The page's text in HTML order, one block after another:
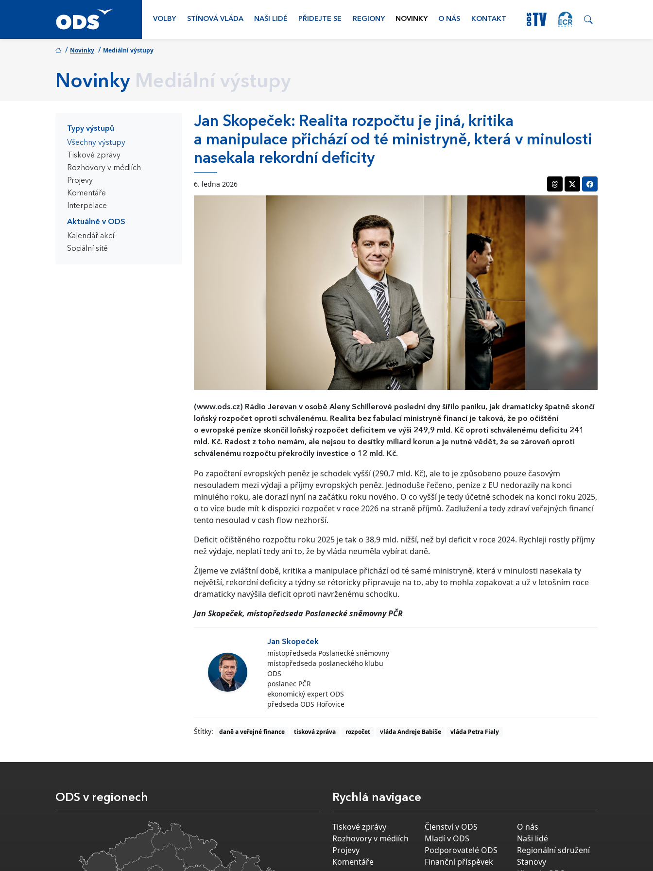
VOLBY STÍNOVÁ VLÁDA NAŠI LIDÉ PŘIDEJTE SE REGIONY NOVINKY O NÁS KONTAKT
/ Novinky / Mediální výstupy
Novinky Mediální výstupy
Typy výstupů
Všechny výstupy
Tiskové zprávy
Rozhovory v médiích
Projevy
Komentáře
Interpelace
Aktuálně v ODS
Kalendář akcí
Sociální sítě
Jan Skopeček: Realita rozpočtu je jiná, kritika
a manipulace přichází od té ministryně, která v minulosti
nasekala rekordní deficity
6. ledna 2026
(www.ods.cz) ​​​​​​​Rádio Jerevan v osobě Aleny Schillerové poslední dny šířilo paniku, jak dramaticky špatně skončí
loňský rozpočet oproti schválenému. Realita bez fabulací ministryně financí je taková, že po očištění
o evropské peníze skončil loňský rozpočet deficitem ve výši 249,9 mld. Kč oproti schválenému deficitu 241
mld. Kč. Radost z toho nemám, ale nejsou to desítky miliard korun a je nutné vědět, že se zároveň oproti
schválenému rozpočtu překročily investice o 12 mld. Kč.
Po započtení evropských peněz je schodek vyšší (290,7 mld. Kč), ale to je způsobeno pouze časovým
nesouladem mezi výdaji a příjmy evropských peněz. Jednoduše řečeno, peníze z EU nedorazily na konci
minulého roku, ale dorazí nyní na začátku roku nového. O co vyšší je tedy účetně schodek na konci roku 2025,
o to více bude mít k dispozici rozpočet v roce 2026 na straně příjmů. Zadlužení a tedy zdraví veřejných financí
tento nesoulad v cash flow nezhorší.
Deficit očištěného rozpočtu roku 2025 je tak o 38,9 mld. nižší, než byl deficit v roce 2024. Rychleji rostly příjmy
než výdaje, neplatí tedy ani to, že by vláda neuměla vybírat daně.
Žijeme ve zvláštní době, kritika a manipulace přichází od té samé ministryně, která v minulosti nasekala ty
největší, rekordní deficity a týdny se rétoricky připravuje na to, aby to mohla zopakovat a už v letošním roce
dramaticky navýšila deficit oproti navrženému schodku.
Jan Skopeček, místopředseda Poslanecké sněmovny PČR
Jan Skopeček
místopředseda Poslanecké sněmovny
místopředseda poslaneckého klubu
ODS
poslanec PČR
ekonomický expert ODS
předseda ODS Hořovice
Štítky: daně a veřejné finance tisková zpráva rozpočet vláda Andreje Babiše vláda Petra Fialy
ODS v regionech Rychlá navigace
Tiskové zprávy
Rozhovory v médiích
Projevy
Komentáře
Členství v ODS
Mladí v ODS
Podporovatelé ODS
Finanční příspěvek
O nás
Naši lidé
Regionální sdružení
Stanovy